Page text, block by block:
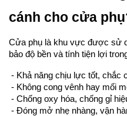
cánh cho cửa
Cửa phụ là khu vực được sử
bảo độ bền và tính tiện lợi
- Khả năng chịu lực tốt, chắc
- Không cong vênh hay mối
- Chống oxy hóa, chống gỉ
- Đóng mở nhẹ nhàng, vận